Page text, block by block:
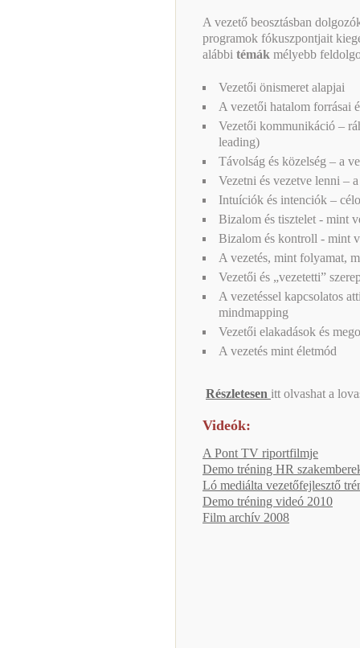
A vezető beosztásban
programok fókuszpontjait
alábbi témák mélyebb
Vezetői önismeret alapjai
A vezetői hatalom forrásai
Vezetői kommunikáció –
leading)
Távolság és közelség – a
Vezetni és vezetve lenni –
Intuíciók és intenciók –
Bizalom és tisztelet - mint
Bizalom és kontroll - mint
A vezetés, mint folyamat,
Vezetői és „vezetetti”
A vezetéssel kapcsolatos
mindmapping
Vezetői elakadások és
A vezetés mint életmód
Részletesen itt olvashat a
Videók:
A Pont TV riportfilmje
Demo tréning HR
Ló mediálta vezetőfejlesztő
Demo tréning videó 2010
Film archív 2008